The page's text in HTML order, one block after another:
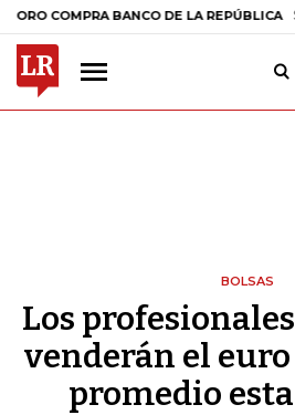
COMPRA BANCO DE LA REPÚBLICA $
BOLSAS
Los
venderán el euro
promedio